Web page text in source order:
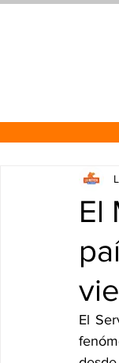
El
El